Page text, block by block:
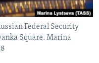
Federal Security
Square. Marina